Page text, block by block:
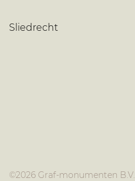
Sliedrecht
©2026 Graf-monumenten B.V.